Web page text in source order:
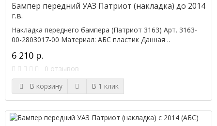
Бампер передний УАЗ Патриот (накладка) до 2014
г.в.
Накладка переднего бампера (Патриот 3163) Арт. 3163-
00-2803017-00 Материал: АБС пластик Данная ..
6 210 р.
0 отзывов
В корзину
В 1 клик